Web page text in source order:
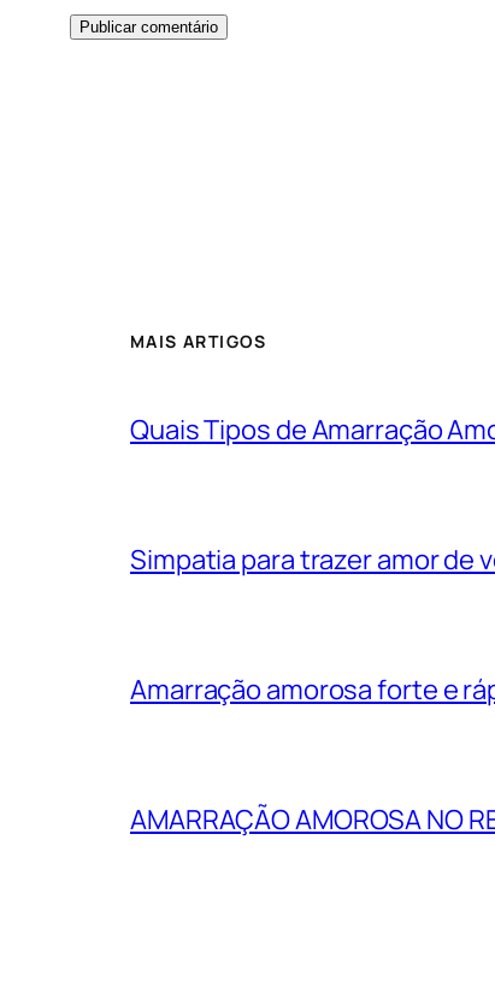
MAIS ARTIGOS
Quais Tipos de Amarração
Simpatia para trazer amor de
Amarração amorosa forte e
AMARRAÇÃO AMOROSA NO